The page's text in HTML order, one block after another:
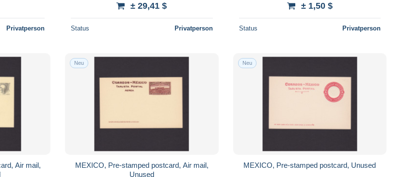
Privatperson
± 29,41 $
Status Privatperson
± 1,50 $
Status Privatperson
Air mail,
Neu
MEXICO, Pre-stamped postcard, Air mail,
Unused
Neu
MEXICO, Pre-stamped postcard, Unused